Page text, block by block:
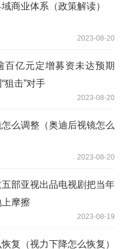
商业体系（政策解读）
2023-08-20
百亿元定增募资未达预期
狙击”对手
2023-08-20
么调整（奥迪后视镜怎么
2023-08-20
部亚视出品电视剧把当年
摩擦
2023-08-19
复（视力下降怎么恢复）